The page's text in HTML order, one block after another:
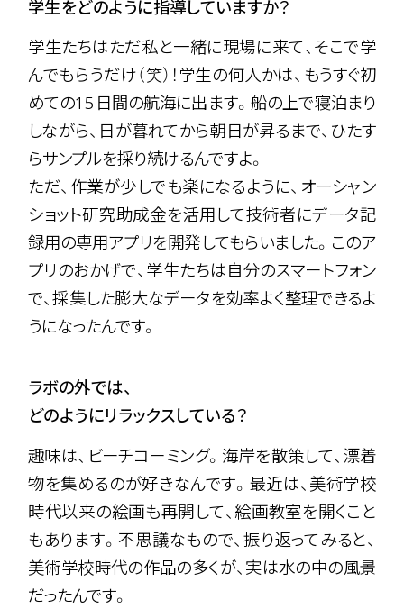
学生をどのように指導していますか？
学生たちはただ私と一緒に現場に来て、そこで学
んでもらうだけ（笑）！学生の何人かは、もうすぐ初
めての15日間の航海に出ます。船の上で寝泊まり
しながら、日が暮れてから朝日が昇るまで、ひたす
らサンプルを採り続けるんですよ。
ただ、作業が少しでも楽になるように、オーシャン
ショット研究助成金を活用して技術者にデータ記
録用の専用アプリを開発してもらいました。このア
プリのおかげで、学生たちは自分のスマートフォン
で、採集した膨大なデータを効率よく整理できるよ
うになったんです。
ラボの外では、
どのようにリラックスしている？
趣味は、ビーチコーミング。海岸を散策して、漂着
物を集めるのが好きなんです。最近は、美術学校
時代以来の絵画も再開して、絵画教室を開くこと
もあります。不思議なもので、振り返ってみると、
美術学校時代の作品の多くが、実は水の中の風景
だったんです。